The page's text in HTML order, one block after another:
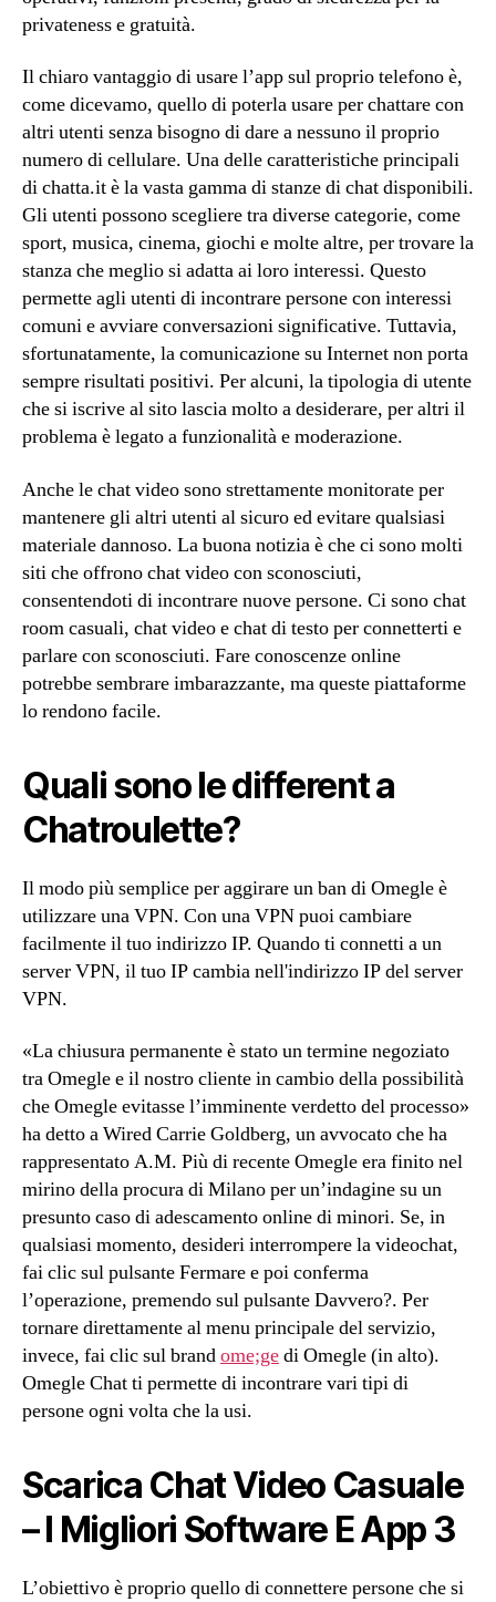
privateness e gratuità.
Il chiaro vantaggio di usare l’app sul proprio telefono è,
come dicevamo, quello di poterla usare per chattare con
altri utenti senza bisogno di dare a nessuno il proprio
numero di cellulare. Una delle caratteristiche principali
di chatta.it è la vasta gamma di stanze di chat disponibili.
Gli utenti possono scegliere tra diverse categorie, come
sport, musica, cinema, giochi e molte altre, per trovare la
stanza che meglio si adatta ai loro interessi. Questo
permette agli utenti di incontrare persone con interessi
comuni e avviare conversazioni significative. Tuttavia,
sfortunatamente, la comunicazione su Internet non porta
sempre risultati positivi. Per alcuni, la tipologia di utente
che si iscrive al sito lascia molto a desiderare, per altri il
problema è legato a funzionalità e moderazione.
Anche le chat video sono strettamente monitorate per
mantenere gli altri utenti al sicuro ed evitare qualsiasi
materiale dannoso. La buona notizia è che ci sono molti
siti che offrono chat video con sconosciuti,
consentendoti di incontrare nuove persone. Ci sono chat
room casuali, chat video e chat di testo per connetterti e
parlare con sconosciuti. Fare conoscenze online
potrebbe sembrare imbarazzante, ma queste piattaforme
lo rendono facile.
Quali sono le different a
Chatroulette?
Il modo più semplice per aggirare un ban di Omegle è
utilizzare una VPN. Con una VPN puoi cambiare
facilmente il tuo indirizzo IP. Quando ti connetti a un
server VPN, il tuo IP cambia nell'indirizzo IP del server
VPN.
«La chiusura permanente è stato un termine negoziato
tra Omegle e il nostro cliente in cambio della possibilità
che Omegle evitasse l’imminente verdetto del processo»
ha detto a Wired Carrie Goldberg, un avvocato che ha
rappresentato A.M. Più di recente Omegle era finito nel
mirino della procura di Milano per un’indagine su un
presunto caso di adescamento online di minori. Se, in
qualsiasi momento, desideri interrompere la videochat,
fai clic sul pulsante Fermare e poi conferma
l’operazione, premendo sul pulsante Davvero?. Per
tornare direttamente al menu principale del servizio,
invece, fai clic sul brandome;gedi Omegle (in alto).
Omegle Chat ti permette di incontrare vari tipi di
persone ogni volta che la usi.
Scarica Chat Video Casuale
– I Migliori Software E App 3
L’obiettivo è proprio quello di connettere persone che si